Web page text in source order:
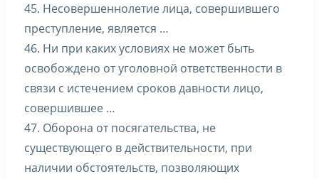
45. Несовершеннолетие лица, совершившего
преступление, является …
46. Ни при каких условиях не может быть
освобождено от уголовной ответственности в
связи с истечением сроков давности лицо,
совершившее …
47. Оборона от посягательства, не
существующего в действительности, при
наличии обстоятельств, позволяющих